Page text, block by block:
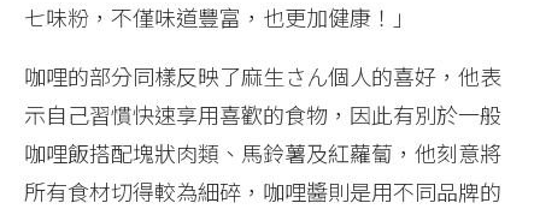
七味粉，不僅味道豐富，也更加健康！」
咖哩的部分同樣反映了麻生さん個人的喜好，他表
示自己習慣快速享用喜歡的食物，因此有別於一般
咖哩飯搭配塊狀肉類、馬鈴薯及紅蘿蔔，他刻意將
所有食材切得較為細碎，咖哩醬則是用不同品牌的